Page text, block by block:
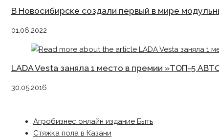
В Новосибирске создали первый в мире
01.06.2022
LADA Vesta заняла 1 место в премии »ТОП-5
30.05.2016
Агробизнес онлайн издание Быть
Стяжка пола в Казани